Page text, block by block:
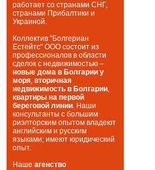
работает со странами СНГ,
странами Прибалтики и
Украиной.
Коллектив "Болгериан
Естейтс" ООО состоит из
профессионалов в области
сделок с недвижимостью –
новые дома в Болгарии у
моря, вторичная
недвижимость в Болгарии,
квартиры на первой
береговой линии. Наши
консультанты с большим
риэлторским опытом владеют
английским и русским
языками; имеют юридический
опыт.
Наше агенство